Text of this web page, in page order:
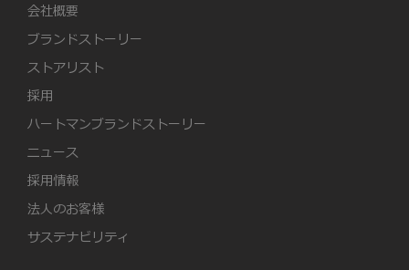
会社概要
ブランドストーリー
ストアリスト
採用
ハートマンブランドストーリー
ニュース
採用情報
法人のお客様
サステナビリティ